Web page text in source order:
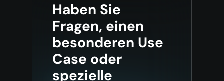
Haben Sie
Fragen, einen
besonderen Use
Case oder
spezielle